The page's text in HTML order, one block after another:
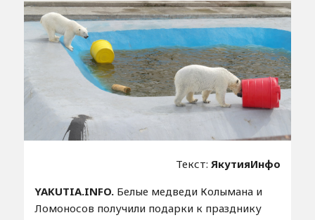
Текст:ЯкутияИнфо
YAKUTIA.INFO.Белые медведи Колымана и
Ломоносов получили подарки к празднику